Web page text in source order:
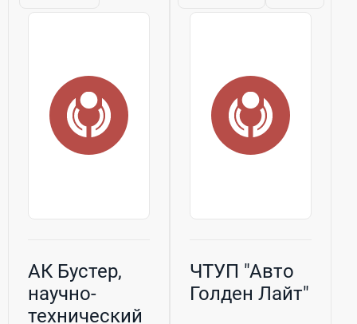
производитель
структуру
Топливной...
качество,
мототранспорту,
АК Бустер,
научно-
технический
ЧТУП "Авто
Голден Лайт"